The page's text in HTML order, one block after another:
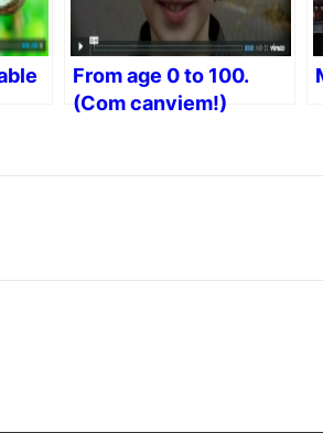
From age 0 to 100.
(Com canviem!)